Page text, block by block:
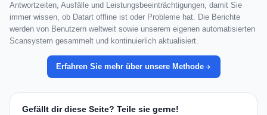
Antwortzeiten, Ausfälle und Leistungsbeeinträchtigungen, damit Sie
immer wissen, ob Datart offline ist oder Probleme hat. Die Berichte
werden von Benutzern weltweit sowie unserem eigenen automatisierten
Scansystem gesammelt und kontinuierlich aktualisiert.
Erfahren Sie mehr über unsere Methode
Gefällt dir diese Seite? Teile sie gerne!